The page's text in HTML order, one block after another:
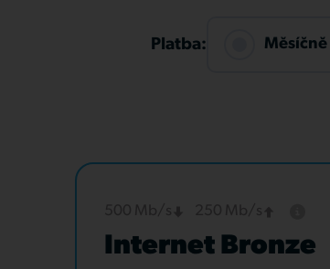
Platba: Měsíčně
Internet Bronze